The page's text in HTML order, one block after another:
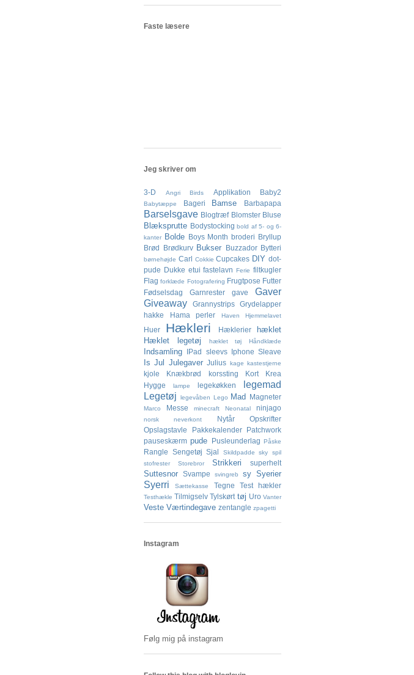
Faste læsere
Jeg skriver om
3-D Angri Birds Applikation Baby2
Babytæppe Bageri Bamse Barbapapa
Barselsgave Blogtræf Blomster Bluse
Blæksprutte Bodystocking bold af 5- og 6-
kanter
Bolde Boys Month broderi
Bryllup
Brød
Brødkurv Bukser Buzzador Bytteri
børnehøjde Carl Cokkie Cupcakes DIY dot-
pude
Dukke etui fastelavn Ferie filtkugler
Flag forklæde Fotografering Frugtpose Futter
Fødselsdag
Garnrester gave
Gaver
Giveaway
Grannystrips
Grydelapper
hakke
Hama perler Haven Hjemmelavet
Huer Hækleri Hæklerier
hæklet
Hæklet legetøj
hæklet tøj Håndklæde
Indsamling IPad sleevs Iphone Sleave
Is Jul Julegaver Julius kage kastestjerne
kjole Knækbrød korssting Kort
Krea
Hygge
lampe legekøkken
legemad
Legetøj
legevåben Lego Mad Magneter
Marco Messe minecraft Neonatal ninjago
norsk neverkont Nytår
Opskrifter
Opslagstavle
Pakkekalender
Patchwork
pauseskærm pude Pusleunderlag Påske
Rangle Sengetøj Sjal Skildpadde sky
spil
stofrester
Storebror Strikkeri superhelt
Suttesnor Svampe svingreb sy Syerier
Syerri Sættekasse Tegne Test hækler
Testhækle Tilmigselv Tylskørt tøj Uro Vanter
Veste Værtindegave zentangle zpagetti
Instagram
Følg mig på instagram